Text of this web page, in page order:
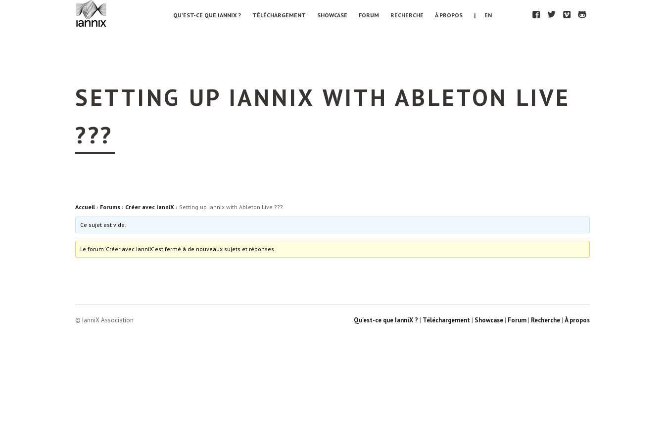
QU’EST-CE QUE IANNIX ? TÉLÉCHARGEMENT SHOWCASE FORUM RECHERCHE À PROPOS | EN F T V H
SETTING UP IANNIX WITH ABLETON LIVE
???
Accueil › Forums › Créer avec IanniX › Setting up Iannix with Ableton Live ???
Ce sujet est vide.
Le forum ‘Créer avec IanniX’ est fermé à de nouveaux sujets et réponses.
© IanniX Association Qu'est-ce que IanniX ? | Téléchargement | Showcase | Forum | Recherche | À propos